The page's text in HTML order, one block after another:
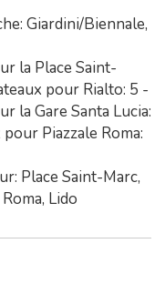
Giardini/Biennale,
la Place Saint-
pour Rialto: 5 -
la Gare Santa Lucia:
Piazzale Roma:
Place Saint-Marc,
Lido